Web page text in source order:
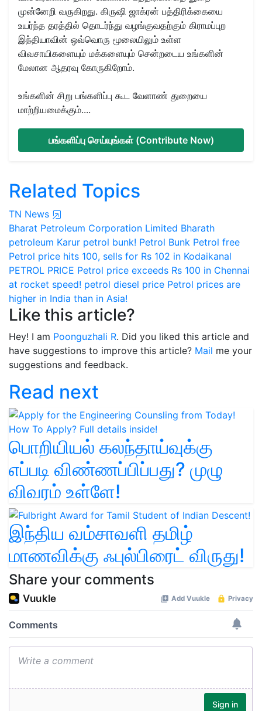
முன்னேறி வருகிறது. கிருஷி ஜாக்ரன் பத்திரிக்கையை
உயர்ந்த தரத்தில் தொடர்ந்து வழங்குவதற்கும் கிராமப்புற
இந்தியாவின் ஒவ்வொரு மூலையிலும் உள்ள
விவசாயிகளையும் மக்களையும் சென்றடைய உங்களின்
மேலான ஆதரவு கோருகிறோம்.
உங்களின் சிறு பங்களிப்பு கூட வேளாண் துறையை
மாற்றியமைக்கும்....
பங்களிப்பு செய்யுங்கள் (Contribute Now)
Related Topics
TN News
Bharat Petroleum Corporation Limited Bharath
petroleum Karur petrol bunk! Petrol Bunk Petrol free
Petrol price hits 100, sells for Rs 102 in Kodaikanal
PETROL PRICE Petrol price exceeds Rs 100 in Chennai
at rocket speed! petrol diesel price Petrol prices are
higher in India than in Asia!
Like this article?
Hey! I am Poonguzhali R. Did you liked this article and
have suggestions to improve this article? Mail me your
suggestions and feedback.
Read next
பொறியியல் கலந்தாய்வுக்கு
எப்படி விண்ணப்பிப்பது? முழு
விவரம் உள்ளே!
இந்திய வம்சாவளி தமிழ்
மாணவிக்கு ஃபுல்பிரைட் விருது!
Share your comments